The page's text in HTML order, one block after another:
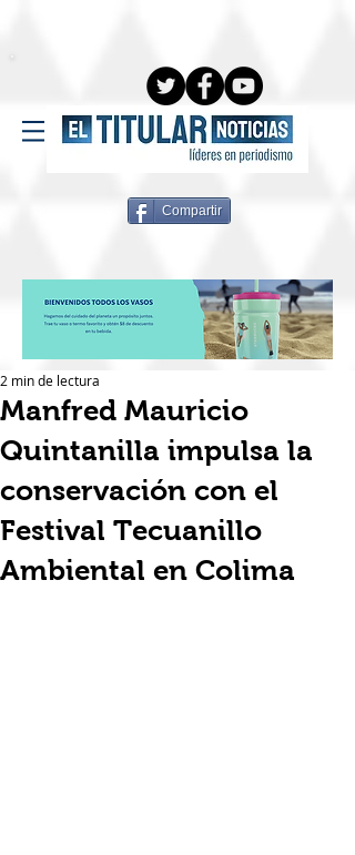
Compartir
Manfred Mauricio
Quintanilla impulsa la
conservación con el
Festival Tecuanillo
Ambiental en Colima
2 min de lectura